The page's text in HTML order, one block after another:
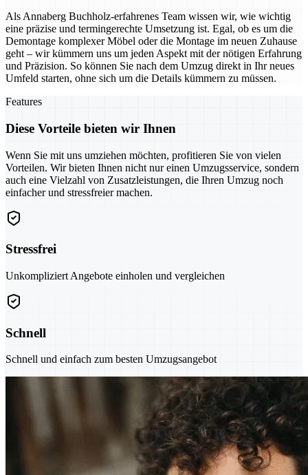
Als Annaberg Buchholz-erfahrenes Team wissen wir, wie wichtig
eine präzise und termingerechte Umsetzung ist. Egal, ob es um die
Demontage komplexer Möbel oder die Montage im neuen Zuhause
geht – wir kümmern uns um jeden Aspekt mit der nötigen Erfahrung
und Präzision. So können Sie nach dem Umzug direkt in Ihr neues
Umfeld starten, ohne sich um die Details kümmern zu müssen.
Features
Diese Vorteile bieten wir Ihnen
Wenn Sie mit uns umziehen möchten, profitieren Sie von vielen
Vorteilen. Wir bieten Ihnen nicht nur einen Umzugsservice, sondern
auch eine Vielzahl von Zusatzleistungen, die Ihren Umzug noch
einfacher und stressfreier machen.
Stressfrei
Unkompliziert Angebote einholen und vergleichen
Schnell
Schnell und einfach zum besten Umzugsangebot